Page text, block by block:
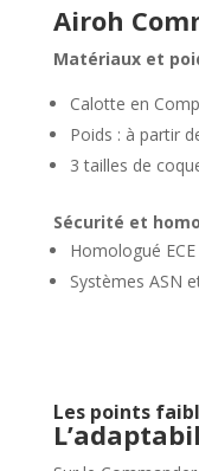
Airoh
Matériaux et
Calotte en
Poids : à partir
3 tailles de
Sécurité et
Homologué
Systèmes ASN
Les points